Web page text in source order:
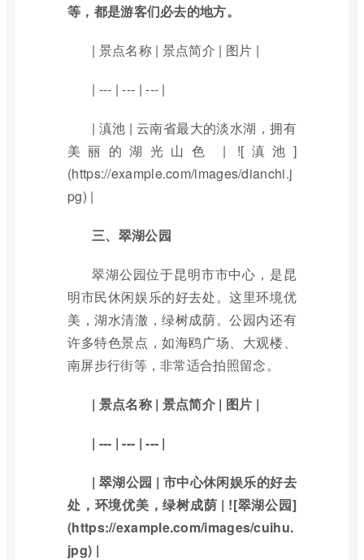
等，都是游客们必去的地方。
| 景点名称 | 景点简介 | 图片 |
| --- | --- | --- |
| 滇池 | 云南省最大的淡水湖，拥有
美丽的湖光山色 | ![滇池]
(https://example.com/images/dianchi.j
pg) |
三、翠湖公园
翠湖公园位于昆明市市中心，是昆
明市民休闲娱乐的好去处。这里环境优
美，湖水清澈，绿树成荫。公园内还有
许多特色景点，如海鸥广场、大观楼、
南屏步行街等，非常适合拍照留念。
| 景点名称 | 景点简介 | 图片 |
| --- | --- | --- |
| 翠湖公园 | 市中心休闲娱乐的好去
处，环境优美，绿树成荫 | ![翠湖公园]
(https://example.com/images/cuihu.
jpg) |